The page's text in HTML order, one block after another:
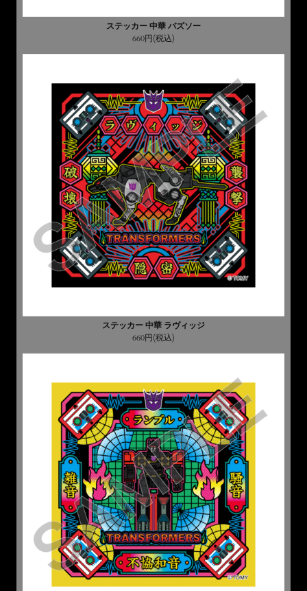
ステッカー 中華 バズソー
660円(税込)
ステッカー 中華 ラヴィッジ
660円(税込)